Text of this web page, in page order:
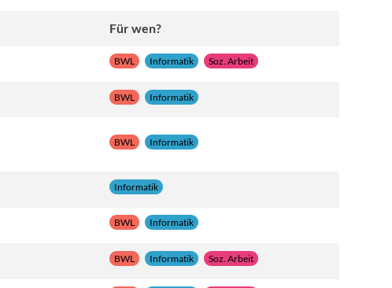
Für wen?
BWL Informatik Soz. Arbeit
BWL Informatik
BWL Informatik
Informatik
BWL Informatik
BWL Informatik Soz. Arbeit